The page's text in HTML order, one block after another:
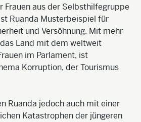
Frauen aus der Selbsthilfegruppe
Ruanda Musterbeispiel für
und Versöhnung. Mit mehr
Land mit dem weltweit
im Parlament, ist
Korruption, der Tourismus
Ruanda jedoch auch mit einer
Katastrophen der jüngeren